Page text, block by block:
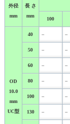
外径
mm
長 さ
mm
100
OD
10.0
mm
UC型
40 – –
50 – –
60 – –
80 – –
100 – –
130 – –